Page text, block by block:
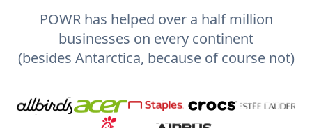
POWR has helped over a half million
businesses on every continent
(besides Antarctica, because of course not)